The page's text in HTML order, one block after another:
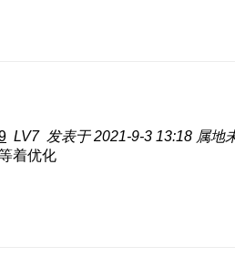
LV7 发表于 2021-9-3 13:18 属地
着优化